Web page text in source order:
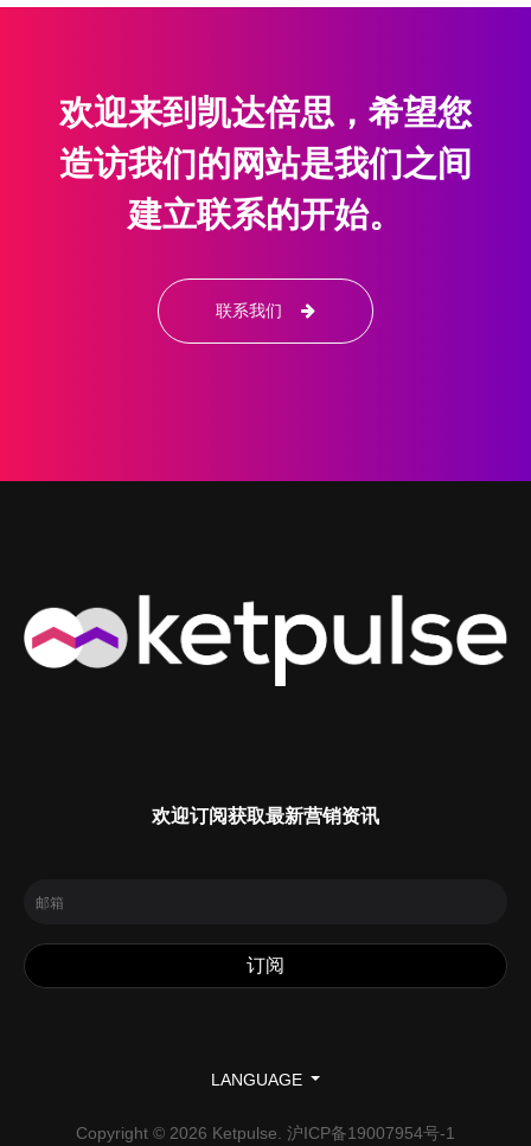
欢迎来到凯达倍思，希望您
造访我们的网站是我们之间
建立联系的开始。
联系我们
欢迎订阅获取最新营销资讯
LANGUAGE
Copyright © 2026 Ketpulse. 沪ICP备19007954号-1